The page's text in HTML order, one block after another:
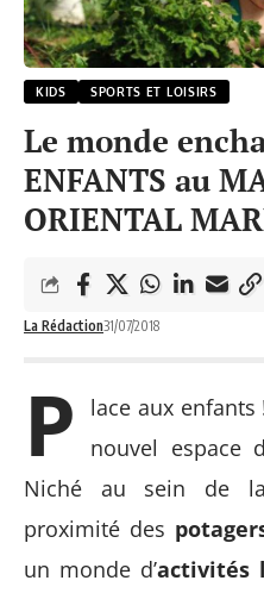
KIDS SPORTS ET LOISIRS
Le monde
ENFANTS au
ORIENTAL
La Rédaction31/07/2018
P lace aux enfants
nouvel espace
Niché au sein de
proximité des
un monde d’activités